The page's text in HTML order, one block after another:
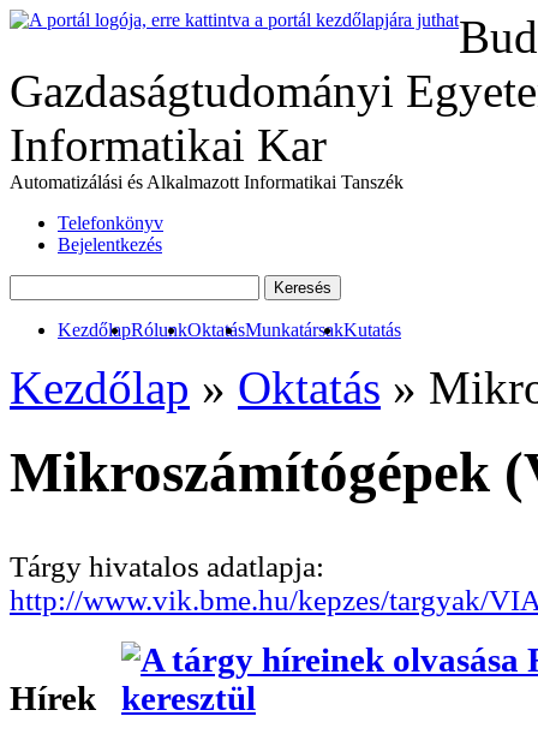
Gazdaságtudományi
Informatikai Kar
Automatizálási és Alkalmazott Informatikai Tanszék
Telefonkönyv
Bejelentkezés
KezdőlapRólunkOktatásMunkatársakKutatás
Kezdőlap » Oktatás »
Mikroszámítógépek
Tárgy hivatalos adatlapja:
http://www.vik.bme.hu/kepzes/targyak/
Hírek